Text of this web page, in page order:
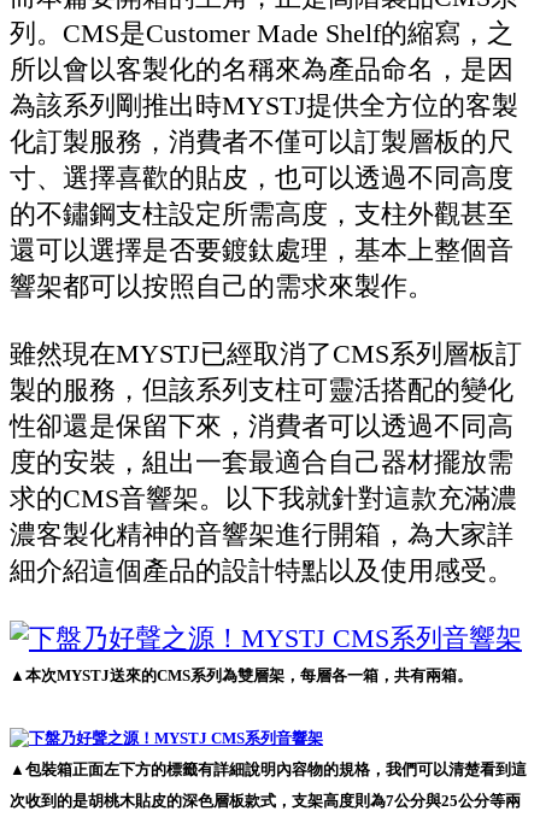
列。CMS是Customer Made Shelf的縮寫，之
所以會以客製化的名稱來為產品命名，是因
為該系列剛推出時MYSTJ提供全方位的客製
化訂製服務，消費者不僅可以訂製層板的尺
寸、選擇喜歡的貼皮，也可以透過不同高度
的不鏽鋼支柱設定所需高度，支柱外觀甚至
還可以選擇是否要鍍鈦處理，基本上整個音
響架都可以按照自己的需求來製作。
雖然現在MYSTJ已經取消了CMS系列層板訂
製的服務，但該系列支柱可靈活搭配的變化
性卻還是保留下來，消費者可以透過不同高
度的安裝，組出一套最適合自己器材擺放需
求的CMS音響架。以下我就針對這款充滿濃
濃客製化精神的音響架進行開箱，為大家詳
細介紹這個產品的設計特點以及使用感受。
▲本次MYSTJ送來的CMS系列為雙層架，每層各一箱，共有兩箱。
▲包裝箱正面左下方的標籤有詳細說明內容物的規格，我們可以清楚看到這
次收到的是胡桃木貼皮的深色層板款式，支架高度則為7公分與25公分等兩